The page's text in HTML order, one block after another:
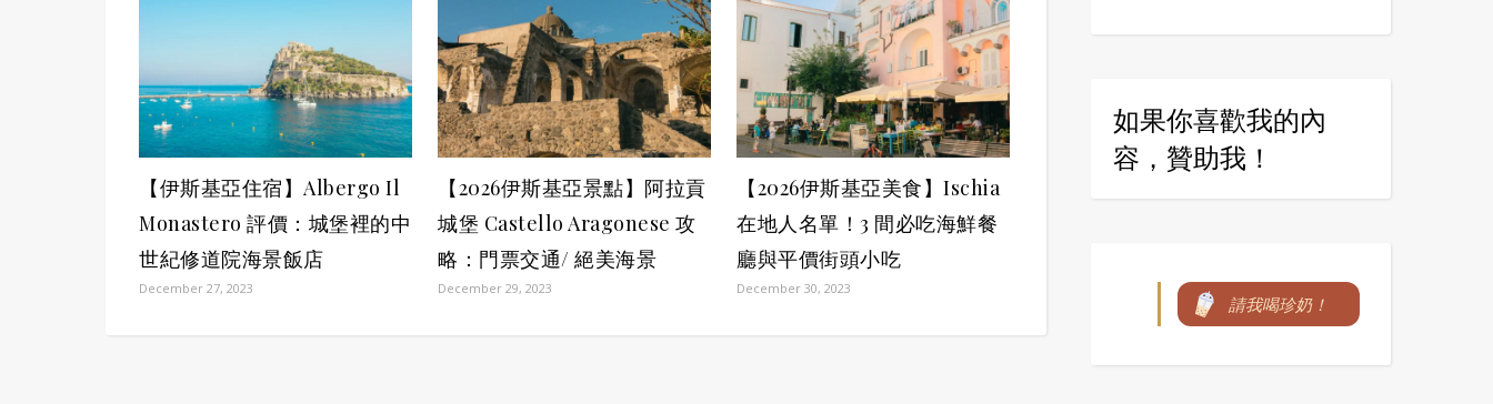
【伊斯基亞住宿】Albergo Il
Monastero 評價：城堡裡的中
世紀修道院海景飯店
December 27, 2023
【2026伊斯基亞景點】阿拉貢
城堡 Castello Aragonese 攻
略：門票交通/ 絕美海景
December 29, 2023
【2026伊斯基亞美食】Ischia
在地人名單！3 間必吃海鮮餐
廳與平價街頭小吃
December 30, 2023
如果你喜歡我的內
容，贊助我！
請我喝珍奶！